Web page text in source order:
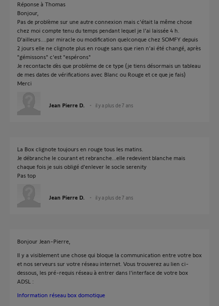
Réponse à Thomas
Bonjour,
Pas de problème sur une autre connexion mais c'était la même chose
chez moi compte tenu du temps pendant lequel je l'ai laissée 4 h.
D'ailleurs....par miracle ou modification quelconque chez SOMFY depuis
2 jours elle ne clignote plus en rouge sans que rien n'ai été changé, après
"gémissons" c'est "espérons"
Je recontacte dès que problème de ce type (je tiens désormais un tableau
de mes dates de vérifications avec Blanc ou Rouge et ce que je fais)
Merci
Jean Pierre D. il y a plus de 7 ans
La Box clignote toujours en rouge tous les matins.
Je débranche le courant et rebranche...elle redevient blanche mais
chaque fois je suis obligé d'enlever le socle serenity
Pas top
Jean Pierre D. il y a plus de 7 ans
Bonjour Jean-Pierre,
Il y a visiblement une chose qui bloque la communication entre votre box
et nos serveurs sur votre réseau internet. Vous trouverez au lien ci-
dessous, les pré-requis réseau à entrer dans l'interface de votre box
ADSL :
Information réseau box domotique